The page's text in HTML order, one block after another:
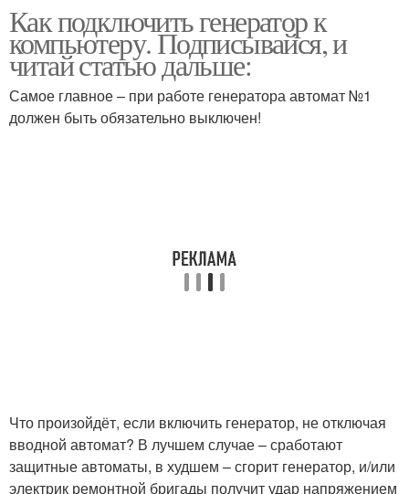
Как подключить генератор к
компьютеру. Подписывайся, и
читай статью дальше:
Самое главное – при работе генератора автомат №1
должен быть обязательно выключен!
Что произойдёт, если включить генератор, не отключая
вводной автомат? В лучшем случае – сработают
защитные автоматы, в худшем – сгорит генератор, и/или
электрик ремонтной бригады получит удар напряжением